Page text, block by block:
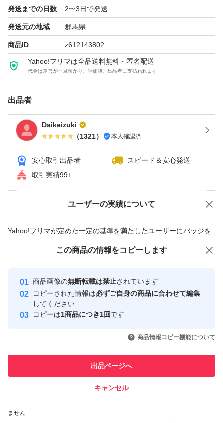
FUJIFILM 富士フイルム メタバリア （30日分） 2袋セッ
ト
発送までの日数 2〜3日で発送
発送元の地域 群馬県
商品ID z612143802
Yahoo!フリマは全品送料無料・匿名配送
代金は運営が一旦預かり、評価後、出品者に支払われます
出品者
Daikeizuki
（1321） 本人確認済
安心取引出品者
スピード＆安心発送
取引実績99+
ユーザーの実績について
Yahoo!フリマが定めた一定の基準を満たしたユーザーにバッジを
付与しています
安心取引出品者
心・安全なユーザーです
取引実績
引を完了させた実績があります
での取引実績があります
ません
価格の相談 商品への質問
この商品の情報をコピーします
商品画像の無断転載は禁止されています
コピーされた情報は必ずご自身の商品に合わせて編集
してください
コピーは1商品につき1回です
商品情報コピー機能について
出品ページへ
キャンセル
この商品をみている人にオススメ